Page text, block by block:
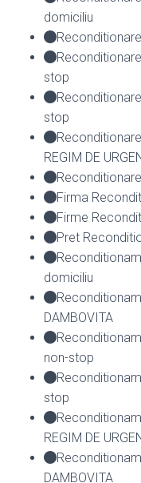
domiciliu
stop
stop
REGIM DE
Firma
Firme
Pret
domiciliu
DAMBOVITA
non-stop
stop
REGIM DE
DAMBOVITA